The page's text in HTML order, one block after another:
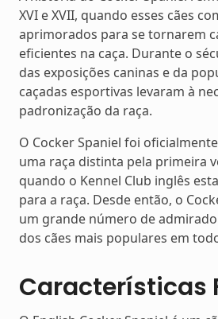
XVI e XVII, quando esses cães
aprimorados para se tornarem
eficientes na caça. Durante o
das exposições caninas e da
caçadas esportivas levaram à
padronização da raça.
O Cocker Spaniel foi
uma raça distinta pela primeira
quando o Kennel Club inglês
para a raça. Desde então, o
um grande número de
dos cães mais populares em
Características